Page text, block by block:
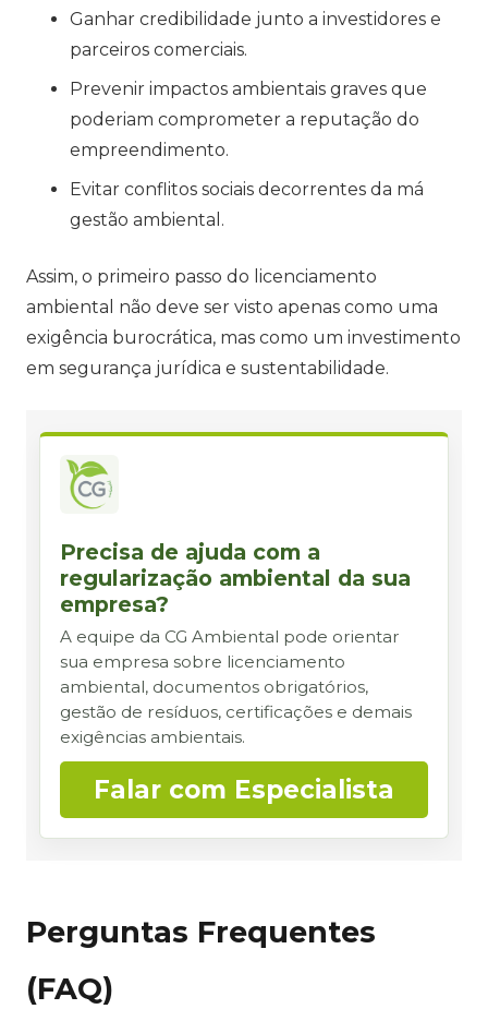
Ganhar credibilidade junto a investidores e
parceiros comerciais.
Prevenir impactos ambientais graves que
poderiam comprometer a reputação do
empreendimento.
Evitar conflitos sociais decorrentes da má
gestão ambiental.
Assim, o primeiro passo do licenciamento
ambiental não deve ser visto apenas como uma
exigência burocrática, mas como um investimento
em segurança jurídica e sustentabilidade.
Precisa de ajuda com a
regularização ambiental da sua
empresa?
A equipe da CG Ambiental pode orientar
sua empresa sobre licenciamento
ambiental, documentos obrigatórios,
gestão de resíduos, certificações e demais
exigências ambientais.
Falar com Especialista
Perguntas Frequentes
(FAQ)